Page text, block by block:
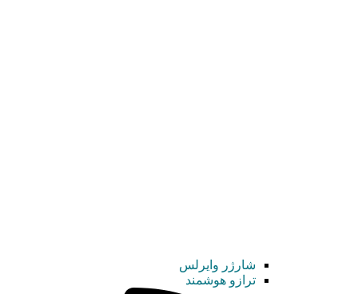
شارژر وایرلس
ترازو هوشمند